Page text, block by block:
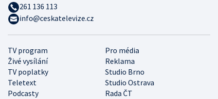
TV program
Pro média
Živé vysílání
Reklama
TV poplatky
Studio Brno
Teletext
Studio Ostrava
Podcasty
Rada ČT
261 136 113
info@ceskatelevize.cz